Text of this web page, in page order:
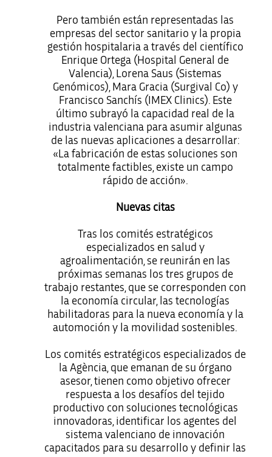
Pero también están representadas las
empresas del sector sanitario y la propia
gestión hospitalaria a través del científico
Enrique Ortega (Hospital General de
Valencia), Lorena Saus (Sistemas
Genómicos), Mara Gracia (Surgival Co) y
Francisco Sanchís (IMEX Clinics). Este
último subrayó la capacidad real de la
industria valenciana para asumir algunas
de las nuevas aplicaciones a desarrollar:
«La fabricación de estas soluciones son
totalmente factibles, existe un campo
rápido de acción».
Nuevas citas
Tras los comités estratégicos
especializados en salud y
agroalimentación, se reunirán en las
próximas semanas los tres grupos de
trabajo restantes, que se corresponden con
la economía circular, las tecnologías
habilitadoras para la nueva economía y la
automoción y la movilidad sostenibles.
Los comités estratégicos especializados de
la Agència, que emanan de su órgano
asesor, tienen como objetivo ofrecer
respuesta a los desafíos del tejido
productivo con soluciones tecnológicas
innovadoras, identificar los agentes del
sistema valenciano de innovación
capacitados para su desarrollo y definir las